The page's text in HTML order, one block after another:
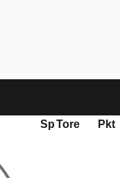
SpTore Pkt